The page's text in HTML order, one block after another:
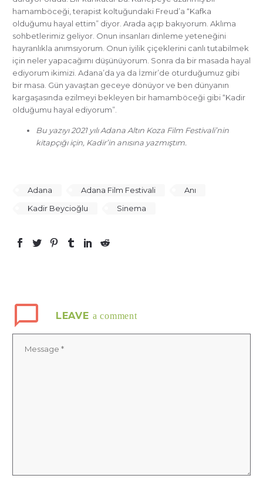
hamamböceği, terapist koltuğundaki Freud’a “Kafka
olduğumu hayal ettim” diyor. Arada açıp bakıyorum. Aklıma
sohbetlerimiz geliyor. Onun insanları dinleme yeteneğini
hayranlıkla anımsıyorum. Onun iyilik çiçeklerini canlı tutabilmek
için neler yapacağımı düşünüyorum. Sonra da bir masada hayal
ediyorum ikimizi. Adana’da ya da İzmir’de oturduğumuz gibi
bir masa. Gün yavaştan geceye dönüyor ve ben dünyanın
kargaşasında ezilmeyi bekleyen bir hamamböceği gibi “Kadir
olduğumu hayal ediyorum”.
Bu yazıyı 2021 yılı Adana Altın Koza Film Festivali’nin
kitapçığı için, Kadir’in anısına yazmıştım.
Adana Adana Film Festivali
Anı
Kadir Beycioğlu
Sinema
LEAVE a comment